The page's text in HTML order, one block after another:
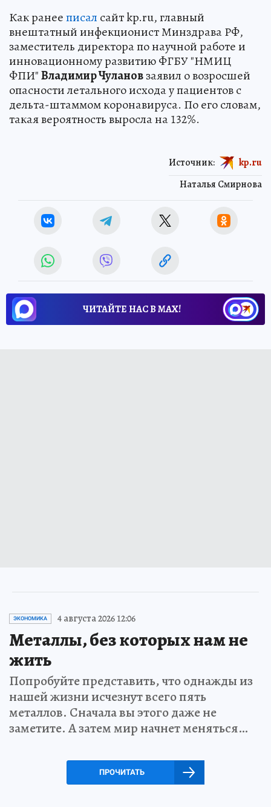
Как ранееписал сайт kp.ru, главный
внештатный инфекционист Минздрава РФ,
заместитель директора по научной работе и
инновационному развитию ФГБУ "НМИЦ
ФПИ"Владимир Чулановзаявил о возросшей
опасности летального исхода у пациентов с
дельта-штаммом коронавируса. По его словам,
такая вероятность выросла на 132%.
Наталья Смирнова
Источник: kp.ru
ЧИТАЙТЕ НАС В МАХ!
ЭКОНОМИКА 4 августа 2026 12:06
Металлы, без которых нам не
жить
Попробуйте представить, что однажды из
нашей жизни исчезнут всего пять
металлов. Сначала вы этого даже не
заметите. А затем мир начнет меняться…
ПРОЧИТАТЬ